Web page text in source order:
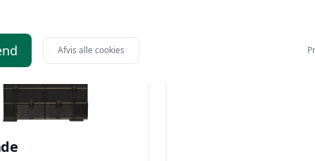
Afvis alle cookies